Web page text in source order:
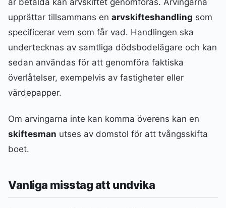
är betalda kan arvskiftet genomföras. Arvingarna
upprättar tillsammans en arvskifteshandling som
specificerar vem som får vad. Handlingen ska
undertecknas av samtliga dödsbodelägare och kan
sedan användas för att genomföra faktiska
överlåtelser, exempelvis av fastigheter eller
värdepapper.
Om arvingarna inte kan komma överens kan en
skiftesman utses av domstol för att tvångsskifta
boet.
Vanliga misstag att undvika